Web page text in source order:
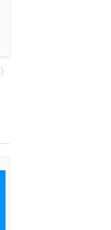
）